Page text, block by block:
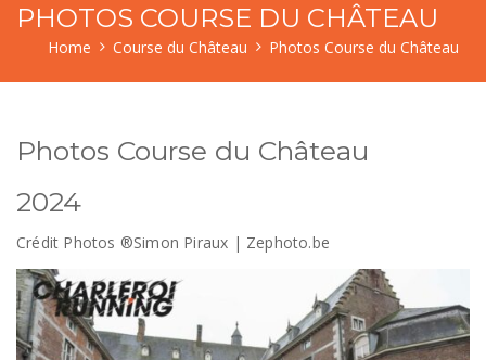
PHOTOS COURSE DU CHÂTEAU
Home Course du Château Photos Course du Château
Photos Course du Château
2024
Crédit Photos ®Simon Piraux | Zephoto.be